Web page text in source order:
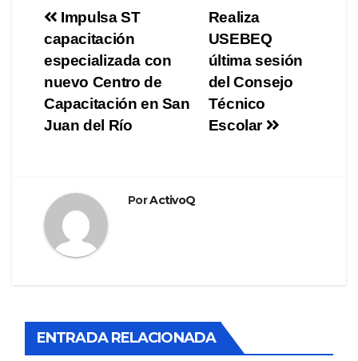
Navegación
de
entradas
Realiza
USEBEQ
última sesión
del Consejo
Técnico
Escolar
Impulsa ST
capacitación
especializada con
nuevo Centro de
Capacitación en San
Juan del Río
PorActivoQ
ENTRADA RELACIONADA